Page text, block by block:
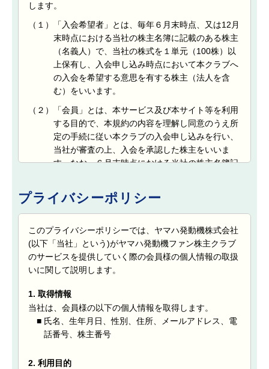
します。
（１）
「入会希望者」とは、毎年６月末時点、又は12月
末時点における当社の株主名簿に記載のある株主
（名義人）で、当社の株式を１単元（100株）以
上保有し、入会申し込み時点において本クラブへ
の入会を希望する意思を有する株主（法人を含
む）をいいます。
（２）
「会員」とは、本サービス及び本サイト等を利用
する目的で、本規約の内容を理解し同意のうえ所
定の手続に従い本クラブの入会申し込みを行い、
当社が審査の上、入会を承認した株主をいいま
す。なお、６月末時点における当社の株主名簿記
者についての入会日は２月１日となります。
届け出た事項及び会員の本サービス及び本サイト
等の利用実績に関する情報等、運営会社が本サイ
ト等の運営に際して入会希望者又は会員から取得
し、または記録した情報をいいます。
（４）「プライバシーポリシー」とはヤマハ発動機ファ
ン株主クラブ プライバシーポリシーを意味し、
本規約とは別に定められた本サイト及びサービス
の利用のために会員が登録した個人情報の取扱い
プライバシーポリシー
このプライバシーポリシーでは、ヤマハ発動機株式会社
(以下「当社」という)がヤマハ発動機ファン株主クラブ
のサービスを提供していく際の会員様の個人情報の取扱
いに関して説明します。
1. 取得情報
当社は、会員様の以下の個人情報を取得します。
■ 氏名、生年月日、性別、住所、メールアドレス、電
話番号、株主番号
2. 利用目的